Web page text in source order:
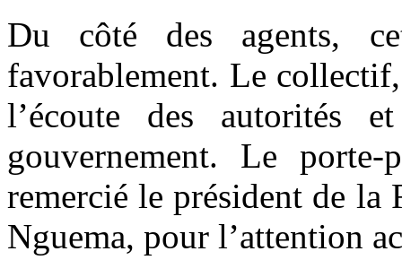
Du côté des agents,
favorablement. Le
l’écoute des autorités
gouvernement. Le
remercié le président de
Nguema, pour l’attention